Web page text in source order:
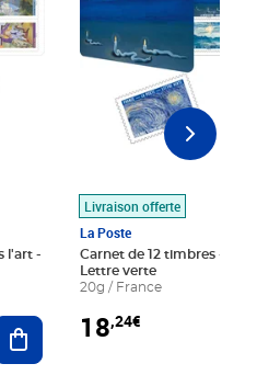
l'art -
Ajouter au panier
Livraison offerte
La Poste
Carnet de 12 timbres - Le
Lettre verte
20g / France
18,24€